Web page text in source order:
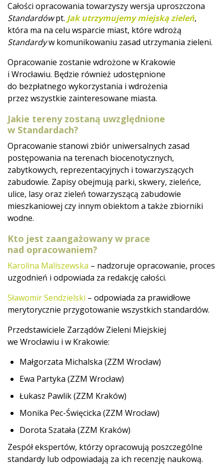
Całości opracowania towarzyszy wersja uproszczona
Standardówpt. Jak utrzymujemy miejską zieleń,
która ma na celu wsparcie miast, które wdrożą
Standardyw komunikowaniu zasad utrzymania zieleni.
Opracowanie zostanie wdrożone w Krakowie
i Wrocławiu. Będzie również udostępnione
do bezpłatnego wykorzystania i wdrożenia
przez wszystkie zainteresowane miasta.
Jakie tereny zostaną uwzględnione
w Standardach?
Opracowanie stanowi zbiór uniwersalnych zasad
postępowania na terenach biocenotycznych,
zabytkowych, reprezentacyjnych i towarzyszących
zabudowie. Zapisy obejmują parki, skwery, zieleńce,
ulice, lasy oraz zieleń towarzyszącą zabudowie
mieszkaniowej czy innym obiektom a także zbiorniki
wodne.
Kto jest zaangażowany w prace
nad opracowaniem?
Karolina Maliszewska – nadzoruje opracowanie, proces
uzgodnień i odpowiada za redakcję całości.
Sławomir Sendzielski – odpowiada za prawidłowe
merytorycznie przygotowanie wszystkich standardów.
Przedstawiciele Zarządów Zieleni Miejskiej
we Wrocławiu i w Krakowie:
Małgorzata Michalska (ZZM Wrocław)
Ewa Partyka (ZZM Wrocław)
Łukasz Pawlik (ZZM Kraków)
Monika Pec-Święcicka (ZZM Wrocław)
Dorota Szatała (ZZM Kraków)
Zespół ekspertów, którzy opracowują poszczególne
standardy lub odpowiadają za ich recenzję naukową.